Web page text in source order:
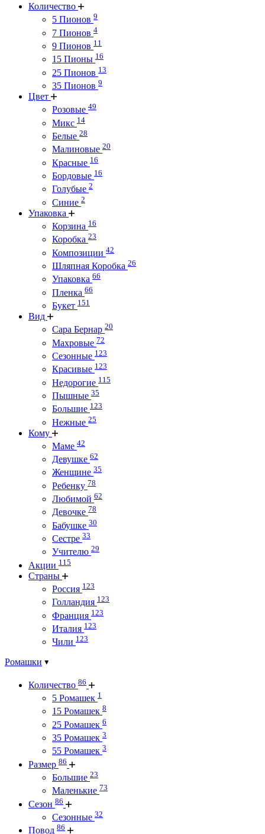
Количество
5 Пионов 9
7 Пионов 4
9 Пионов 11
15 Пионы 16
25 Пионов 13
35 Пионов 9
Цвет
Розовые 49
Микс 14
Белые 28
Малиновые 20
Красные 16
Бордовые 16
Голубые 2
Синие 2
Упаковка
Корзина 16
Коробка 23
Композиции 42
Шляпная Коробка 26
Упаковка 66
Пленка 66
Букет 151
Вид
Сара Бернар 20
Махровые 72
Сезонные 123
Красивые 123
Недорогие 115
Пышные 35
Большие 123
Нежные 25
Кому
Маме 42
Девушке 62
Женщине 35
Ребенку 78
Любимой 62
Девочке 78
Бабушке 30
Сестре 33
Учителю 29
Акции 115
Страны
Россия 123
Голландия 123
Франция 123
Италия 123
Чили 123
Ромашки
Количество 86
5 Ромашек 1
15 Ромашек 8
25 Ромашек 6
35 Ромашек 3
55 Ромашек 3
Размер 86
Большие 23
Маленькие 73
Сезон 86
Сезонные 32
Повод 86